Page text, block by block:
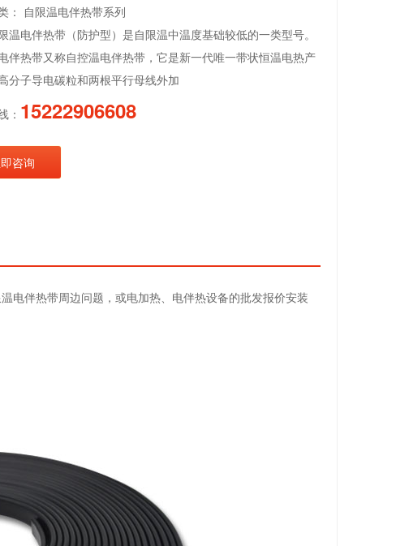
： 自限温电伴热带系列
温电伴热带（防护型）是自限温中温度基础较低的一类型号。
伴热带又称自控温电伴热带，它是新一代唯一带状恒温电热产
分子导电碳粒和两根平行母线外加
： 15222906608
咨询
电伴热带周边问题，或电加热、电伴热设备的批发报价安装